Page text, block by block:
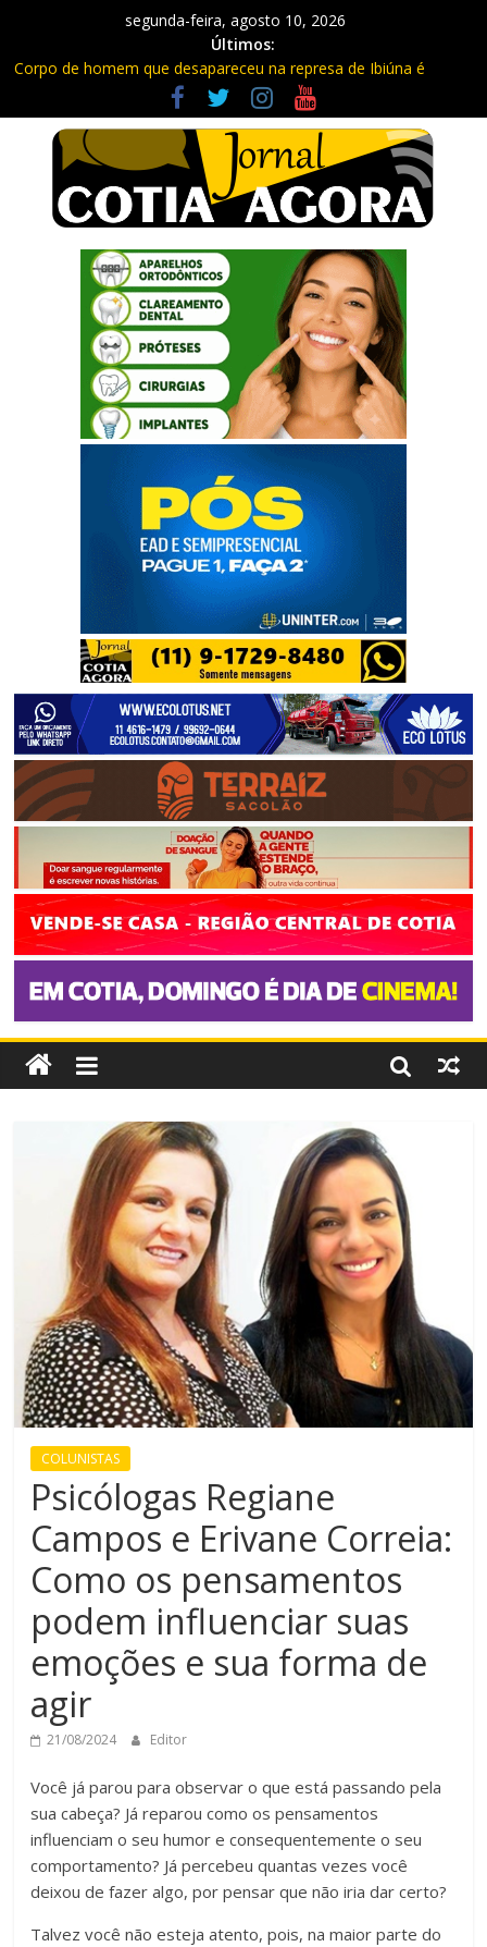
segunda-feira, agosto 10, 2026
Últimos:
Corpo de homem que desapareceu na represa de Ibiúna é
Ladrão é preso em Cotia após furtar 45 metros de fios
Previsão do tempo: Semana em Cotia terá frio, calor e ar seco
Obras de duplicação da Bunjiro Nakao avançam só 30%
Trabalhadores viviam em barracos e em condições precárias em
COLUNISTAS
Psicólogas Regiane
Campos e Erivane Correia:
Como os pensamentos
podem influenciar suas
emoções e sua forma de
agir
21/08/2024 Editor
Você já parou para observar o que está passando pela
sua cabeça? Já reparou como os pensamentos
influenciam o seu humor e consequentemente o seu
comportamento? Já percebeu quantas vezes você
deixou de fazer algo, por pensar que não iria dar certo?
Talvez você não esteja atento, pois, na maior parte do